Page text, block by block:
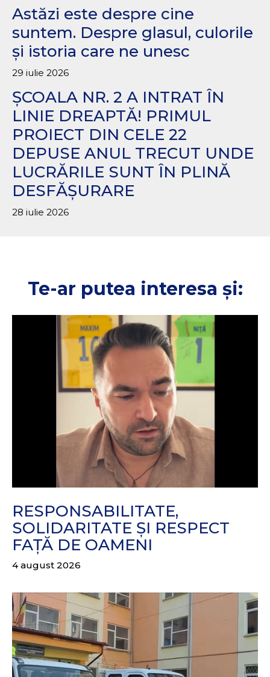
Astăzi este despre cine
suntem. Despre glasul, culorile
și istoria care ne unesc
29 iulie 2026
ȘCOALA NR. 2 A INTRAT ÎN
LINIE DREAPTĂ! PRIMUL
PROIECT DIN CELE 22
DEPUSE ANUL TRECUT UNDE
LUCRĂRILE SUNT ÎN PLINĂ
DESFĂȘURARE
28 iulie 2026
Te-ar putea interesa și:
RESPONSABILITATE,
SOLIDARITATE ȘI RESPECT
FAȚĂ DE OAMENI
4 august 2026